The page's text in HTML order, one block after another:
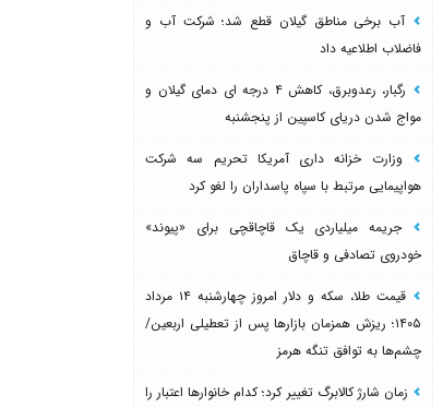
آب برخی مناطق گیلان قطع شد؛ شرکت آب و
فاضلاب اطلاعیه داد
رگبار، رعدوبرق، کاهش ۴ درجه ای دمای گیلان و
مواج شدن دریای کاسپین از پنجشنبه
وزارت خزانه داری آمریکا تحریم سه شرکت
هواپیمایی مرتبط با سپاه پاسداران را لغو کرد
جریمه میلیاردی یک قاچاقچی برای «پیوند»
خودروی تصادفی و قاچاق
قیمت طلا، سکه و دلار امروز چهارشنبه ۱۴ مرداد
۱۴۰۵؛ ریزش همزمان بازارها پس از تعطیلی اربعین/
چشم‌ها به توافق تنگه هرمز
زمان شارژ کالابرگ تغییر کرد؛ کدام خانوارها اعتبار را